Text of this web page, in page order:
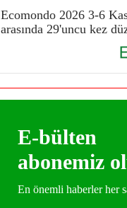
Ecomondo 2026 3-6
arasında 29'uncu kez
E-bülten
abonemiz
En önemli haberler her